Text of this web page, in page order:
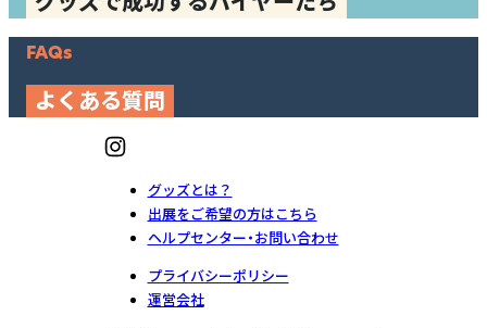
FAQs
よくある質問
グッズとは？
出展をご希望の方はこちら
ヘルプセンター・お問い合わせ
プライバシーポリシー
運営会社